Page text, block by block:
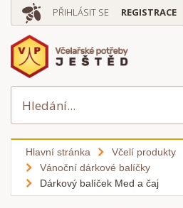
PŘIHLÁSIT SE REGISTRACE
Hlavní stránka
Včelí produkty
Vánoční dárkové balíčky
Dárkový balíček Med a čaj